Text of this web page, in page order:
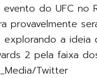
evento do UFC no
provavelmente
explorando a ideia
2 pela faixa
Twitter